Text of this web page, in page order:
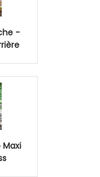
-